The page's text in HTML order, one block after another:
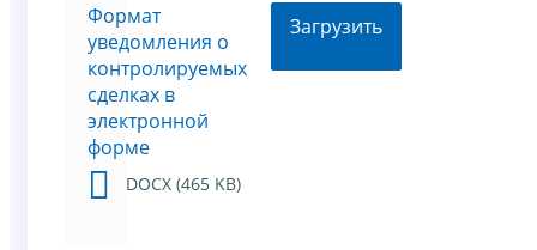
Формат
уведомления о
контролируемых
сделках в
электронной
форме
DOCX (465 KB)
Загрузить